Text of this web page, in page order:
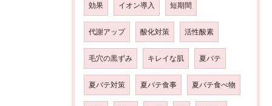
効果 イオン導入 短期間
代謝アップ 酸化対策 活性酸素
毛穴の黒ずみ キレイな肌 夏バテ
夏バテ対策 夏バテ食事 夏バテ食べ物